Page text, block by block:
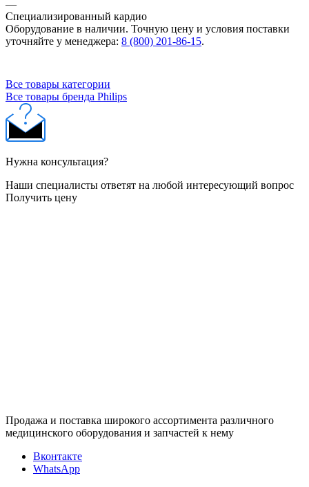
—
Специализированный кардио
Оборудование в наличии. Точную цену и условия поставки
уточняйте у менеджера: 8 (800) 201-86-15.
Все товары категории
Все товары бренда Philips
Нужна консультация?
Наши специалисты ответят на любой интересующий вопрос
Получить цену
Продажа и поставка широкого ассортимента различного
медицинского оборудования и запчастей к нему
Вконтакте
WhatsApp